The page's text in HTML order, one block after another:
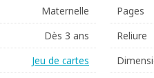
Maternelle
Dès 3 ans
Jeu de cartes
Pages
Reliure